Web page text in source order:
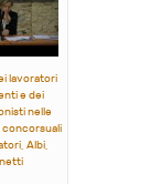
lavoratori
e dei
nelle
Albi,